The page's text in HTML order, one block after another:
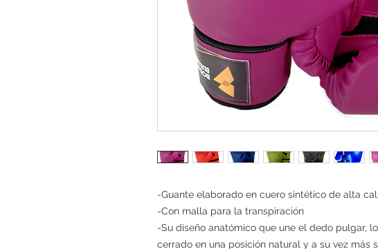
-Guante elaborado en cuero sintético de alta
-Con malla para la transpiración
-Su diseño anatómico que une el dedo pulgar,
cerrado en una posición natural y a su vez más